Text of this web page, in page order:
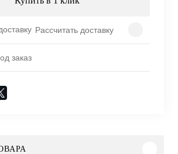
Рассчитать доставку
заказ